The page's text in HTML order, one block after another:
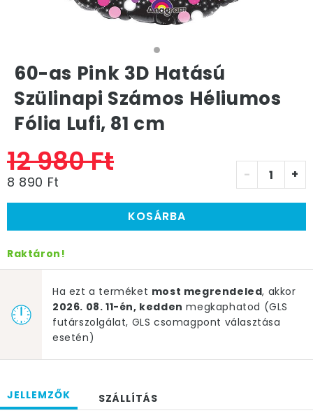
60-as Pink 3D Hatású
Szülinapi Számos Héliumos
Fólia Lufi, 81 cm
12 980 Ft
8 890 Ft - +
KOSÁRBA
Raktáron!
Ha ezt a terméket most megrendeled, akkor
2026. 08. 11-én, kedden megkaphatod (GLS
futárszolgálat, GLS csomagpont választása
esetén)
JELLEMZŐK SZÁLLÍTÁS